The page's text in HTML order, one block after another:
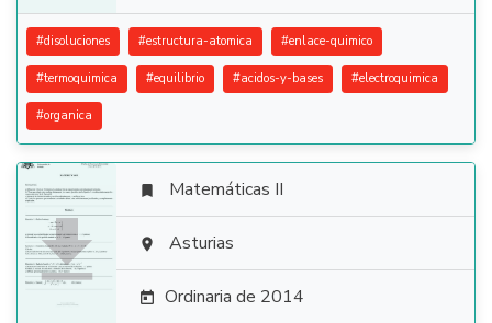
#disoluciones #estructura-atomica #enlace-quimico
#termoquimica #equilibrio #acidos-y-bases #electroquimica
#organica

 Matemáticas II
 Asturias
 Ordinaria de 2014